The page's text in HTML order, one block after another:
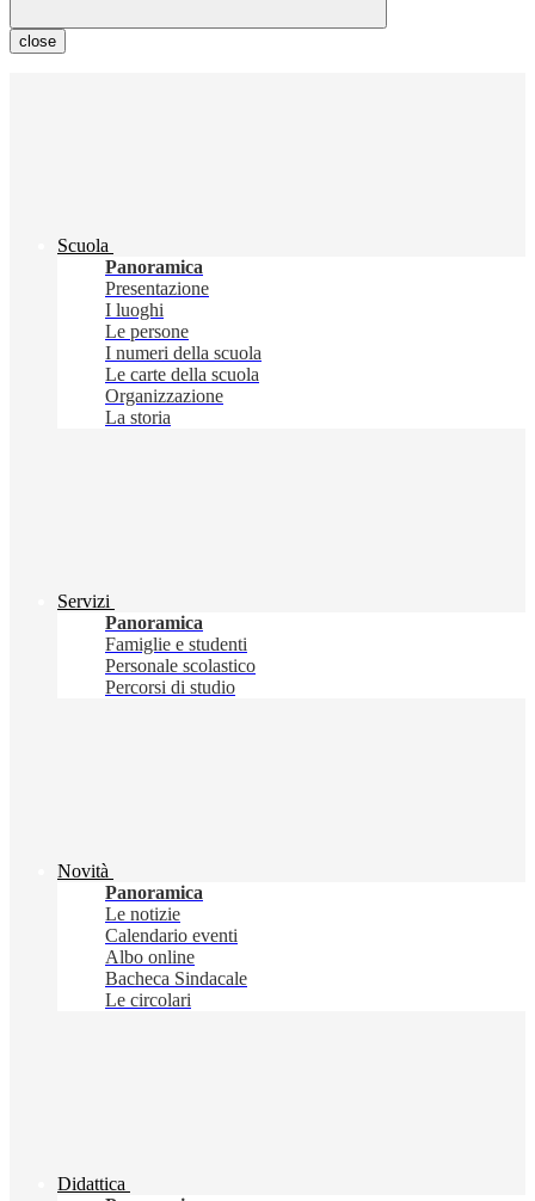
close
Scuola
Panoramica
Presentazione
I luoghi
Le persone
I numeri della scuola
Le carte della scuola
Organizzazione
La storia
Servizi
Panoramica
Famiglie e studenti
Personale scolastico
Percorsi di studio
Novità
Panoramica
Le notizie
Calendario eventi
Albo online
Bacheca Sindacale
Le circolari
Didattica